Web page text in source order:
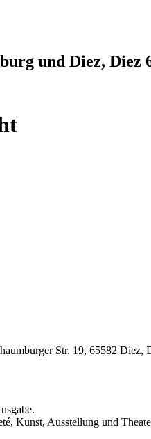
und Diez, Diez
Str. 19, 65582 Diez,
Kunst, Ausstellung und